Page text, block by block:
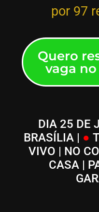
por 97
Quero
vaga
DIA 25 DE
BRASÍLIA | ●
VIVO | NO
CASA|